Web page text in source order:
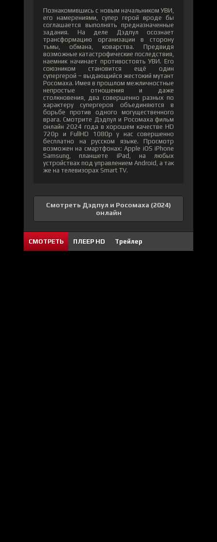
Познакомившись с новым начальником УВИ,
его намерениями, супер герой вроде бы
соглашается выполнять предназначенные
задания. На деле Дэдпул осознает
трансформацию организации в сторону
тьмы, обмана, коварства. Предвидя
возможные катастрофические последствия,
наемник начинает противостоять УВИ. Его
союзником становится ещё один
супергерой – выдающийся жестокий мутант
Росомаха. Имея в прошлом межличностные
непростые отношения и даже
столкновения, два совершенно разных по
характеру супергероя объединяются в
борьбе против одного могущественного
врага. Смотрите Дэдпул и Росомаха фильм
онлайн 2024 года в хорошем качестве HD
720p и FullHD 1080p у нас совершенно
бесплатно на русском языке. Просмотр
возможен на смартфонах: Apple iOS iPhone
Samsung, планшете iPad, на любых
устройствах под управлением Android, а так
же на телевизорах Smart TV.
Смотреть Дэдпул и Росомаха (2024)
онлайн
СМОТРЕТЬ ПЛЕЕР HD Трейлер